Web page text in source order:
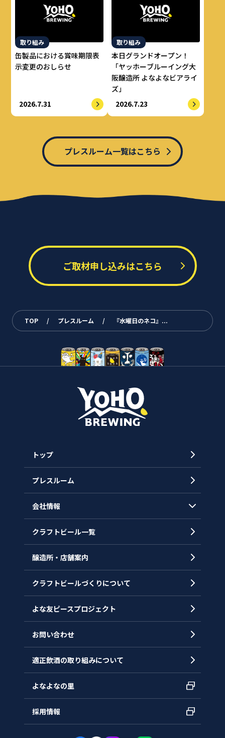
取り組み
缶製品における賞味期限表
示変更のおしらせ
2026.7.31
取り組み
本日グランドオープン！
「ヤッホーブルーイング大
阪醸造所 よなよなビアライ
ズ」
2026.7.23
プレスルーム一覧はこちら
ご取材申し込みはこちら
TOP / プレスルーム / 『水曜日のネコ』...
トップ
プレスルーム
会社情報
会社概要
沿革
クラフトビール一覧
醸造所・店舗案内
クラフトビールづくりについて
よな友ピースプロジェクト
お問い合わせ
適正飲酒の取り組みについて
よなよなの里
採用情報